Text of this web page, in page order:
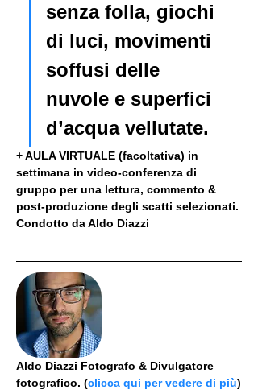
senza folla, giochi
di luci, movimenti
soffusi delle
nuvole e superfici
d’acqua vellutate.
+ AULA VIRTUALE (facoltativa) in
settimana in video-conferenza di
gruppo per una lettura, commento &
post-produzione degli scatti selezionati.
Condotto da Aldo Diazzi
Aldo Diazzi Fotografo & Divulgatore
fotografico. (clicca qui per vedere di più)